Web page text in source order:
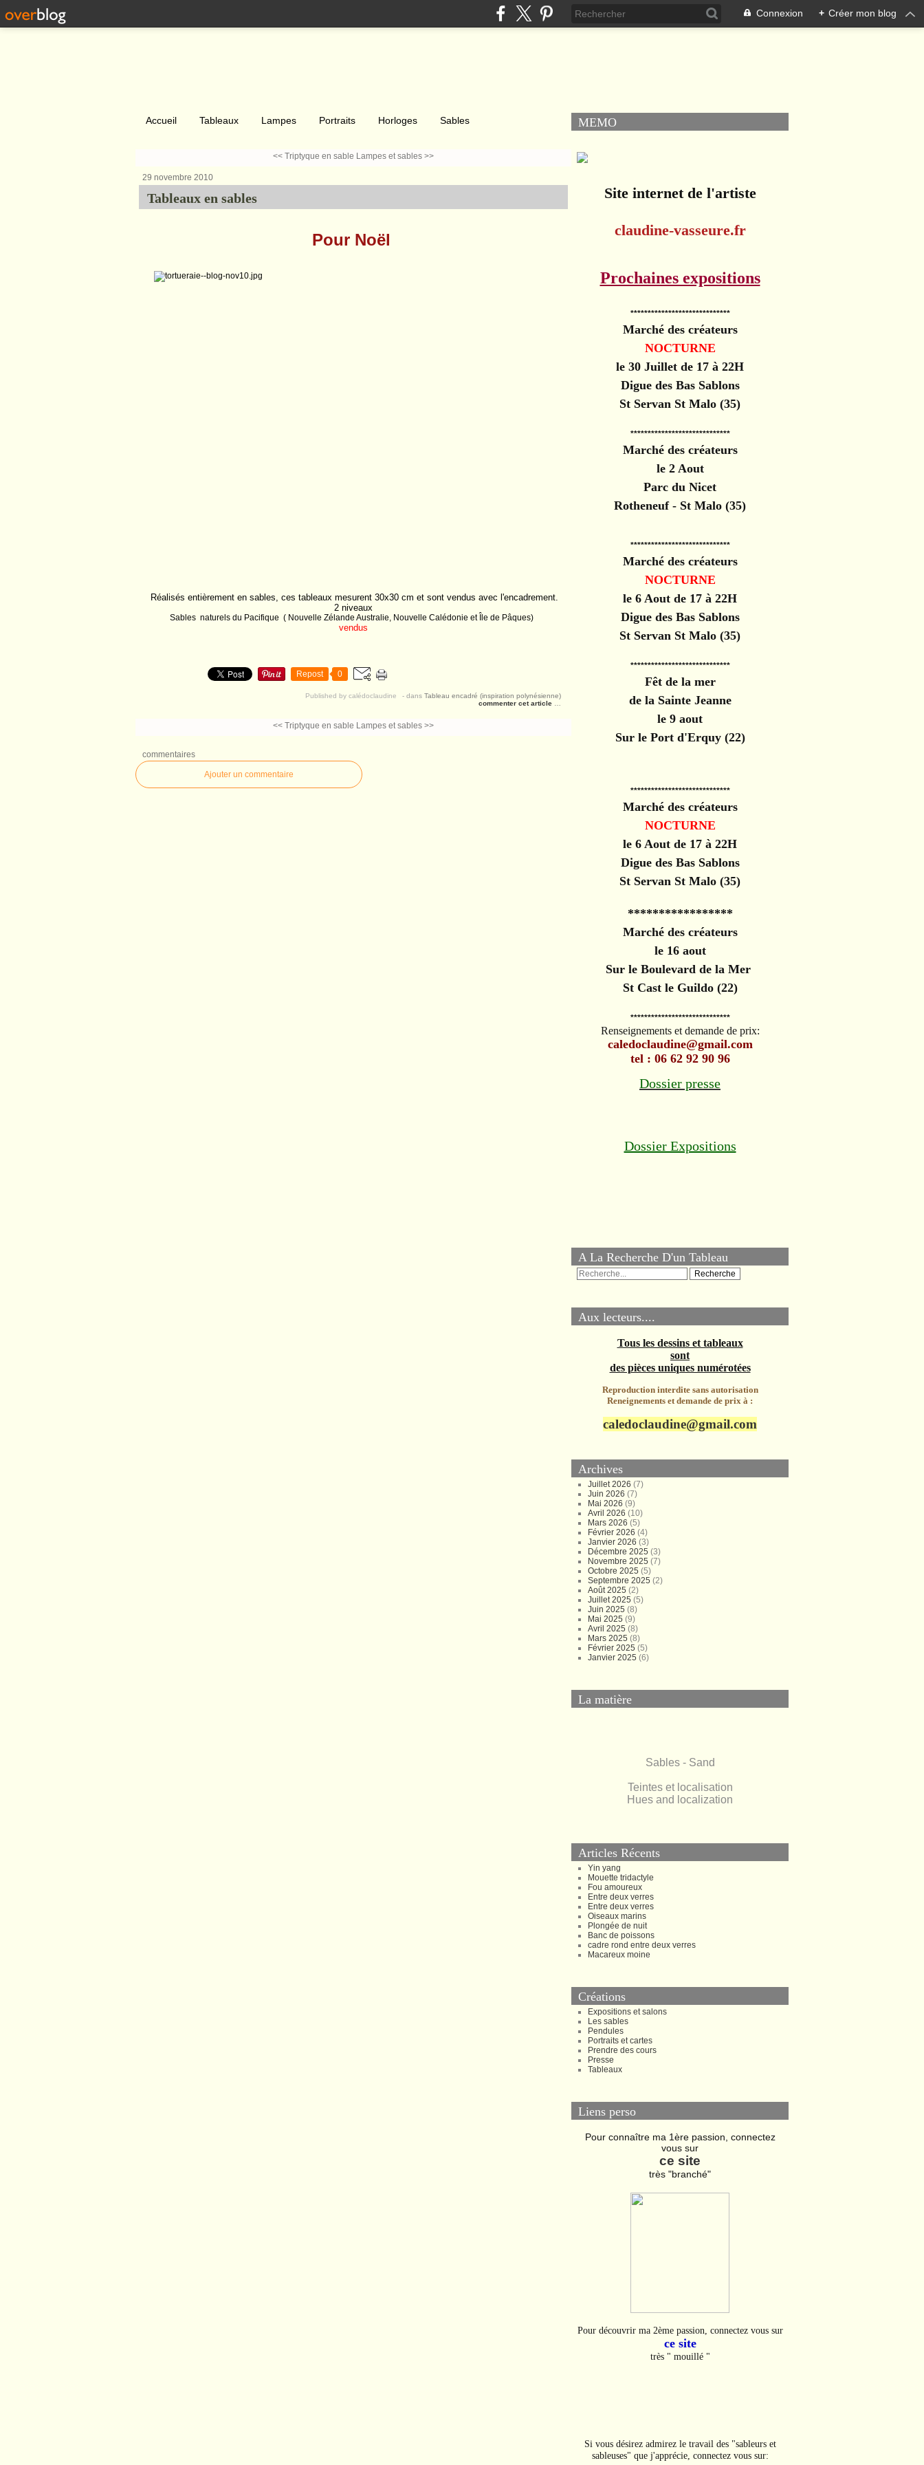
Connexion + Créer mon blog
Accueil Tableaux Lampes Portraits Horloges Sables
<< Triptyque en sable Lampes et sables >>
29 novembre 2010
Tableaux en sables
Pour Noël
Réalisés entièrement en sables, ces tableaux mesurent 30x30 cm et sont vendus avec l'encadrement.
2 niveaux
Sables naturels du Pacifique ( Nouvelle Zélande Australie, Nouvelle Calédonie et Île de Pâques)
vendus
Repost 0
Published by calédoclaudine - dans Tableau encadré (inspiration polynésienne)
commenter cet article
<< Triptyque en sable Lampes et sables >>
commentaires
Ajouter un commentaire
MEMO
Site internet de l'artiste
claudine-vasseure.fr
Prochaines expositions
*****************************
Marché des créateurs
NOCTURNE
le 30 Juillet de 17 à 22H
Digue des Bas Sablons
St Servan St Malo (35)
*****************************
Marché des créateurs
le 2 Aout
Parc du Nicet
Rotheneuf - St Malo (35)
*****************************
Marché des créateurs
NOCTURNE
le 6 Aout de 17 à 22H
Digue des Bas Sablons
St Servan St Malo (35)
*****************************
Fêt de la mer
de la Sainte Jeanne
le 9 aout
Sur le Port d'Erquy (22)
*****************************
Marché des créateurs
NOCTURNE
le 6 Aout de 17 à 22H
Digue des Bas Sablons
St Servan St Malo (35)
*****************
Marché des créateurs
le 16 aout
Sur le Boulevard de la Mer
St Cast le Guildo (22)
*****************************
Renseignements et demande de prix:
caledoclaudine@gmail.com
tel : 06 62 92 90 96
Dossier presse
Dossier Expositions
A La Recherche D'un Tableau
Aux lecteurs....
Tous les dessins et tableaux
sont
des pièces uniques numérotées
Reproduction interdite sans autorisation
Reneignements et demande de prix à :
caledoclaudine@gmail.com
Archives
Juillet 2026 (7)
Juin 2026 (7)
Mai 2026 (9)
Avril 2026 (10)
Mars 2026 (5)
Février 2026 (4)
Janvier 2026 (3)
Décembre 2025 (3)
Novembre 2025 (7)
Octobre 2025 (5)
Septembre 2025 (2)
Août 2025 (2)
Juillet 2025 (5)
Juin 2025 (8)
Mai 2025 (9)
Avril 2025 (8)
Mars 2025 (8)
Février 2025 (5)
Janvier 2025 (6)
La matière
Sables - Sand
Teintes et localisation
Hues and localization
Articles Récents
Yin yang
Mouette tridactyle
Fou amoureux
Entre deux verres
Entre deux verres
Oiseaux marins
Plongée de nuit
Banc de poissons
cadre rond entre deux verres
Macareux moine
Créations
Expositions et salons
Les sables
Pendules
Portraits et cartes
Prendre des cours
Presse
Tableaux
Liens perso
Pour connaître ma 1ère passion, connectez
vous sur
ce site
très "branché"
Pour découvrir ma 2ème passion, connectez vous sur
ce site
très " mouillé "
Si vous désirez admirez le travail des "sableurs et
sableuses" que j'apprécie, connectez vous sur: